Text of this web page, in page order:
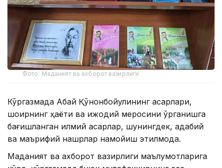
Фото: Маданият ва ахборот вазирлиги
Кўргазмада Абай Қўнонбойулининг асарлари,
шоирнинг ҳаёти ва ижодий меросини ўрганишга
бағишланган илмий асарлар, шунингдек, адабий
ва маърифий нашрлар намойиш этилмоқда.
Маданият ва ахборот вазирлиги маълумотларига